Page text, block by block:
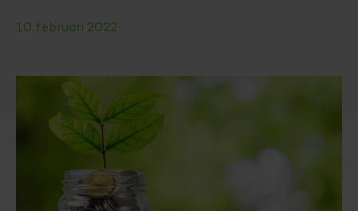
10 februari 2022